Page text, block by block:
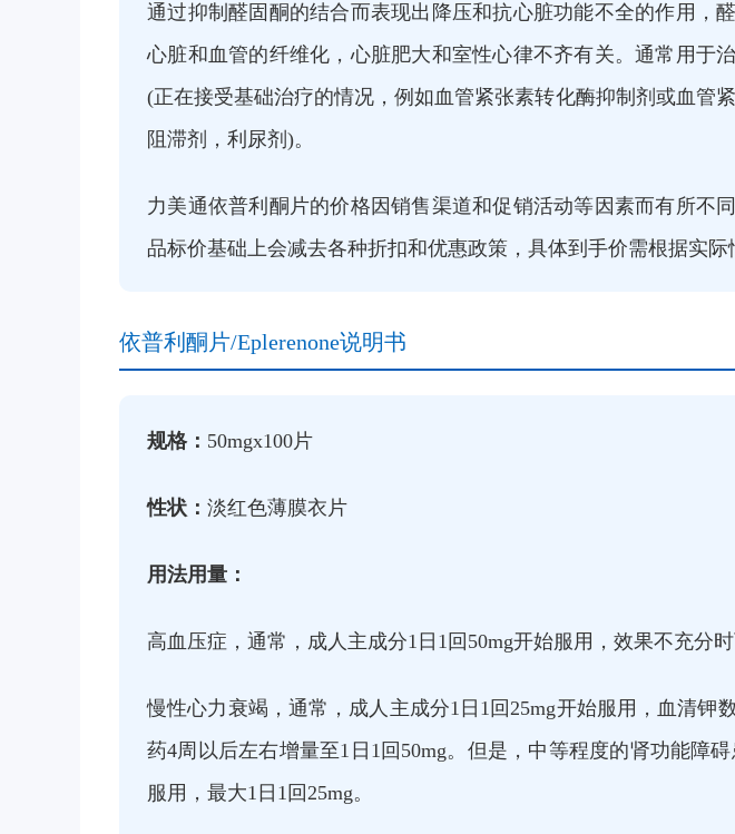
通过抑制醛固酮的结合而表现出降压和抗心脏功能不全的作用，
心脏和血管的纤维化，心脏肥大和室性心律不齐有关。通常用于
(正在接受基础治疗的情况，例如血管紧张素转化酶抑制剂或血管
阻滞剂，利尿剂)。
力美通依普利酮片的价格因销售渠道和促销活动等因素而有所不
品标价基础上会减去各种折扣和优惠政策，具体到手价需根据实际
依普利酮片/Eplerenone说明书
规格： 50mgx100片
性状： 淡红色薄膜衣片
用法用量：
高血压症，通常，成人主成分1日1回50mg开始服用，效果不充分时
慢性心力衰竭，通常，成人主成分1日1回25mg开始服用，血清钾
药4周以后左右增量至1日1回50mg。但是，中等程度的肾功能障
服用，最大1日1回25mg。